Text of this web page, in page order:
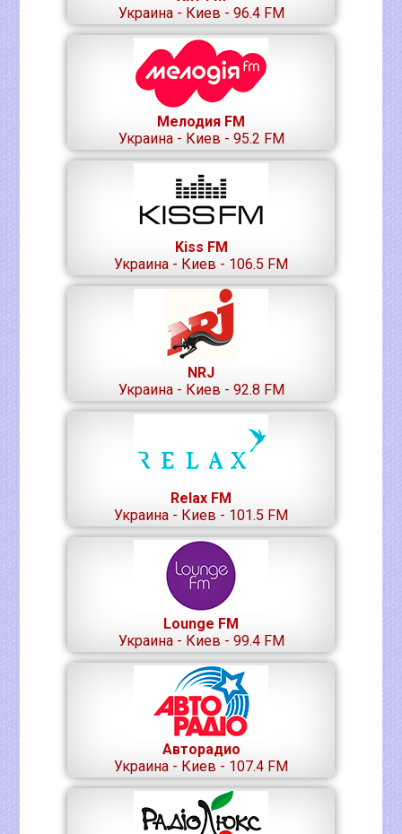
Украина - Киев - 96.4 FM
Мелодия FM
Украина - Киев - 95.2 FM
Kiss FM
Украина - Киев - 106.5 FM
NRJ
Украина - Киев - 92.8 FM
Relax FM
Украина - Киев - 101.5 FM
Lounge FM
Украина - Киев - 99.4 FM
Авторадио
Украина - Киев - 107.4 FM